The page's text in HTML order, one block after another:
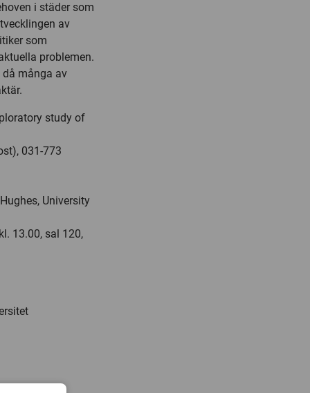
i städer som
av
som
problemen.
många av
study of
031-773
University
13.00, sal 120,